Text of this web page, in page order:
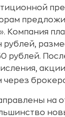
Компания
рублей,
рублей.
через
на